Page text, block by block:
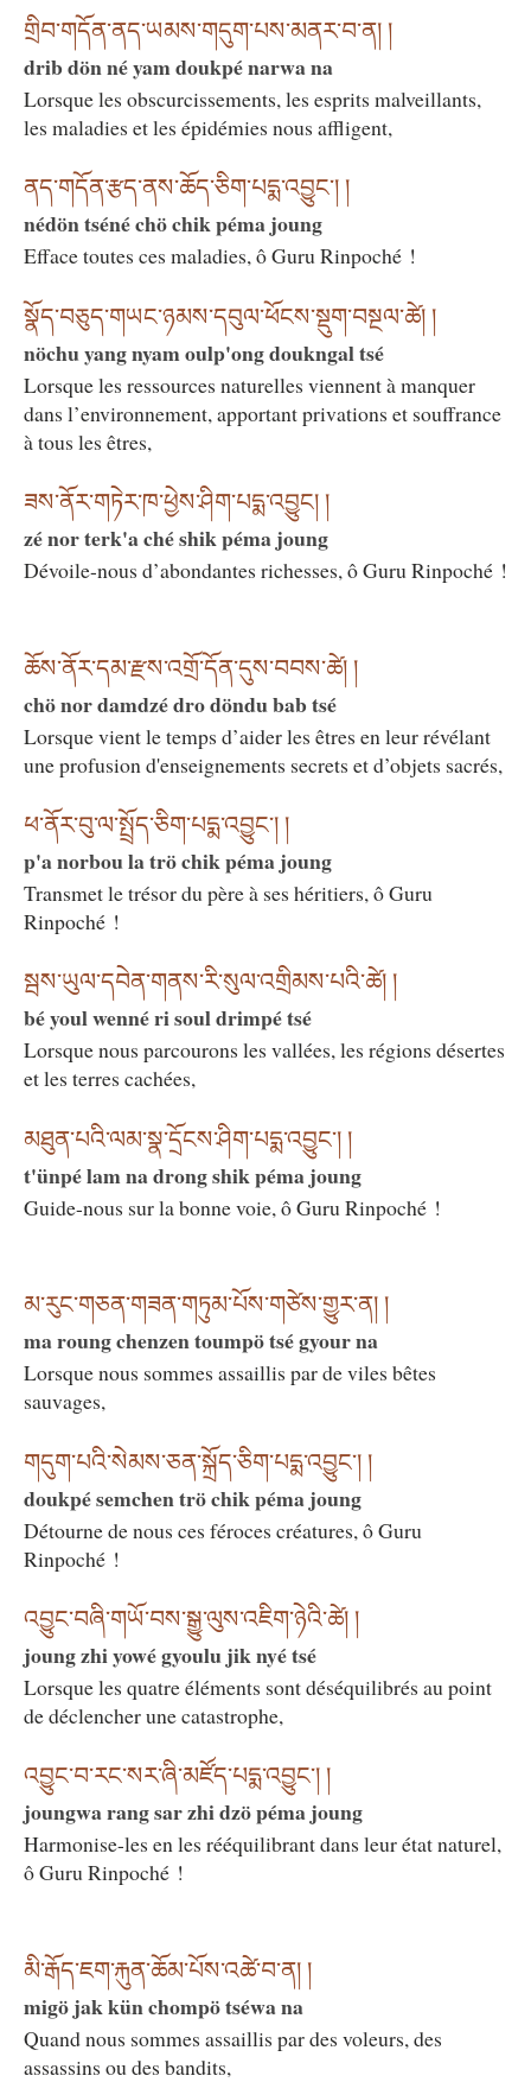
གྲིབ་གདོན་ནད་ཡམས་གདུག་པས་མནར་བ་ན། །
drib dön né yam doukpé narwa na
Lorsque les obscurcissements, les esprits malveillants,
les maladies et les épidémies nous affligent,
ནད་གདོན་རྩད་ནས་ཆོད་ཅིག་པདྨ་འབྱུང༌། །
nédön tséné chö chik péma joung
Efface toutes ces maladies, ô Guru Rinpoché !
སྣོད་བཅུད་གཡང་ཉམས་དབུལ་ཕོངས་སྡུག་བསྔལ་ཚེ། །
nöchu yang nyam oulp'ong doukngal tsé
Lorsque les ressources naturelles viennent à manquer
dans l’environnement, apportant privations et souffrance
à tous les êtres,
ཟས་ནོར་གཏེར་ཁ་ཕྱེས་ཤིག་པདྨ་འབྱུང། །
zé nor terk'a ché shik péma joung
Dévoile-nous d’abondantes richesses, ô Guru Rinpoché !
ཆོས་ནོར་དམ་རྫས་འགྲོ་དོན་དུས་བབས་ཚེ། །
chö nor damdzé dro döndu bab tsé
Lorsque vient le temps d’aider les êtres en leur révélant
une profusion d'enseignements secrets et d’objets sacrés,
ཕ་ནོར་བུ་ལ་སྤྲོད་ཅིག་པདྨ་འབྱུང༌། །
p'a norbou la trö chik péma joung
Transmet le trésor du père à ses héritiers, ô Guru
Rinpoché !
སྦས་ཡུལ་དབེན་གནས་རི་སུལ་འགྲིམས་པའི་ཚེ། །
bé youl wenné ri soul drimpé tsé
Lorsque nous parcourons les vallées, les régions désertes
et les terres cachées,
མཐུན་པའི་ལམ་སྣ་དྲོངས་ཤིག་པདྨ་འབྱུང༌། །
t'ünpé lam na drong shik péma joung
Guide-nous sur la bonne voie, ô Guru Rinpoché !
མ་རུང་གཅན་གཟན་གཏུམ་པོས་གཙེས་གྱུར་ན། །
ma roung chenzen toumpö tsé gyour na
Lorsque nous sommes assaillis par de viles bêtes
sauvages,
གདུག་པའི་སེམས་ཅན་སྐྲོད་ཅིག་པདྨ་འབྱུང༌། །
doukpé semchen trö chik péma joung
Détourne de nous ces féroces créatures, ô Guru
Rinpoché !
འབྱུང་བཞི་གཡོ་བས་སྒྱུ་ལུས་འཇིག་ཉེའི་ཚེ། །
joung zhi yowé gyoulu jik nyé tsé
Lorsque les quatre éléments sont déséquilibrés au point
de déclencher une catastrophe,
འབྱུང་བ་རང་སར་ཞི་མཛོད་པདྨ་འབྱུང༌། །
joungwa rang sar zhi dzö péma joung
Harmonise-les en les rééquilibrant dans leur état naturel,
ô Guru Rinpoché !
མི་རྒོད་ཇག་རྐུན་ཆོམ་པོས་འཚེ་བ་ན། །
migö jak kün chompö tséwa na
Quand nous sommes assaillis par des voleurs, des
assassins ou des bandits,